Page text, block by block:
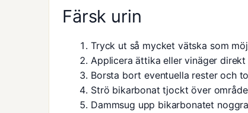
Färsk urin
Tryck ut så mycket vätska som
Applicera ättika eller vinäger
Borsta bort eventuella rester och
Strö bikarbonat tjockt över
Dammsug upp bikarbonatet